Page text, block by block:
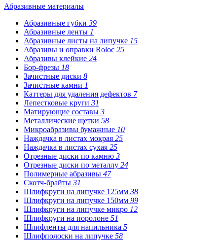
Абразивные материалы
Абразивные губки 39
Абразивные ленты 1
Абразивные листы на липучке 15
Абразивы и оправки Roloc 25
Абразивы клейкие 24
Бор-фрезы 18
Зачистные диски 8
Зачистные камни 1
Каттеры для удаления дефектов 7
Лепестковые круги 31
Матирующие составы 3
Металлические щетки 58
Микроабразивы бумажные 10
Наждачка в листах мокрая 25
Наждачка в листах сухая 25
Отрезные диски по камню 3
Отрезные диски по металлу 24
Полимерные абразивы 47
Скотч-брайты 31
Шлифкруги на липучке 125мм 38
Шлифкруги на липучке 150мм 99
Шлифкруги на липучке микро 12
Шлифкруги на поролоне 51
Шлифленты для напильника 5
Шлифполоски на липучке 58